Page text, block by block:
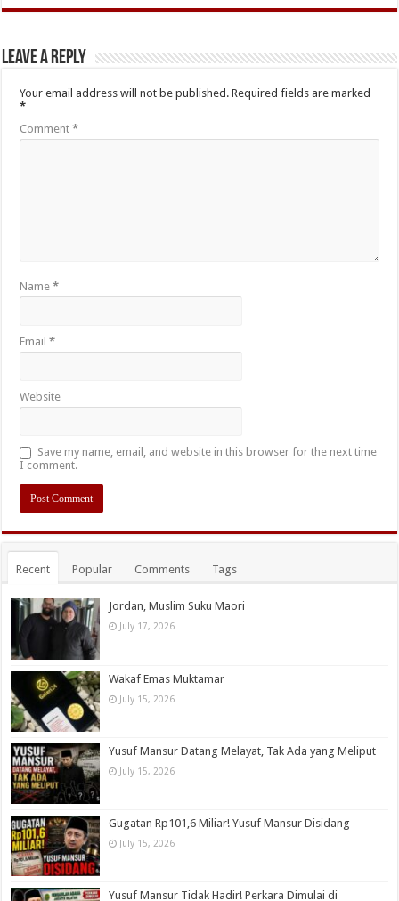
Leave a Reply
Your email address will not be published. Required fields are marked
*
Comment*
Name*
Email*
Website
Save my name, email, and website in this browser for the next time
I comment.
Recent Popular Comments Tags
Jordan, Muslim Suku Maori
July 17, 2026
Wakaf Emas Muktamar
July 15, 2026
Yusuf Mansur Datang Melayat, Tak Ada yang Meliput
July 15, 2026
Gugatan Rp101,6 Miliar! Yusuf Mansur Disidang
July 15, 2026
Yusuf Mansur Tidak Hadir! Perkara Dimulai di